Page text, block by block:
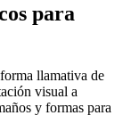
para
llamativa de
visual a
y formas para